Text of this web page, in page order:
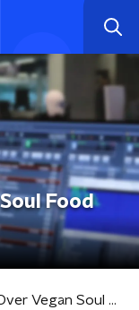
Food
Mangiare! Over Vegan Soul Food en Dominique Ansel